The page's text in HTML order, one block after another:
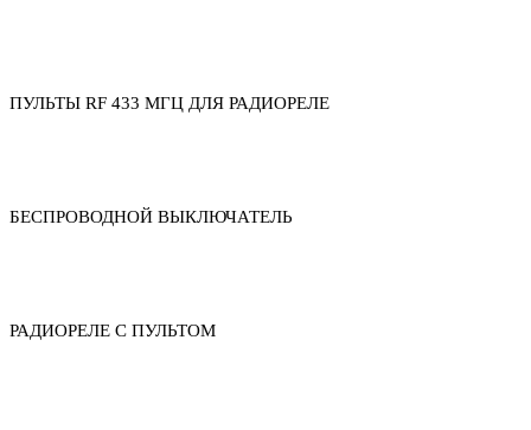
ПУЛЬТЫ RF 433 МГЦ ДЛЯ РАДИОРЕЛЕ
БЕСПРОВОДНОЙ ВЫКЛЮЧАТЕЛЬ
РАДИОРЕЛЕ С ПУЛЬТОМ